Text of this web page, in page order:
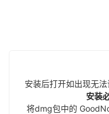
安装后打开如出现无
安装
将dmg包中的